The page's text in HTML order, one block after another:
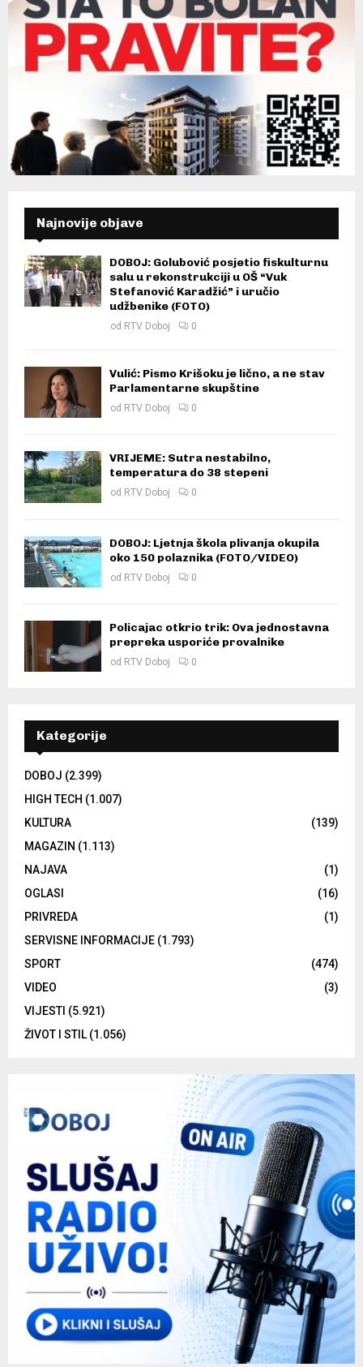
Najnovije objave
DOBOJ: Golubović posjetio fiskulturnu
salu u rekonstrukciji u OŠ “Vuk
Stefanović Karadžić” i uručio
udžbenike (FOTO)
od RTV Doboj 0
Vulić: Pismo Krišoku je lično, a ne stav
Parlamentarne skupštine
od RTV Doboj 0
VRIJEME: Sutra nestabilno,
temperatura do 38 stepeni
od RTV Doboj 0
DOBOJ: Ljetnja škola plivanja okupila
oko 150 polaznika (FOTO/VIDEO)
od RTV Doboj 0
Policajac otkrio trik: Ova jednostavna
prepreka usporiće provalnike
od RTV Doboj 0
Kategorije
DOBOJ (2.399)
HIGH TECH (1.007)
KULTURA
(139)
MAGAZIN (1.113)
NAJAVA
(1)
OGLASI
(16)
PRIVREDA
(1)
SERVISNE INFORMACIJE (1.793)
SPORT
(474)
VIDEO
(3)
VIJESTI (5.921)
ŽIVOT I STIL(1.056)